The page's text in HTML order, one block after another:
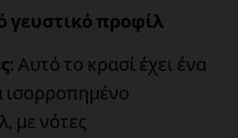
γευστικό προφίλ
Αυτό το κρασί έχει ένα
ισορροπημένο
με νότες